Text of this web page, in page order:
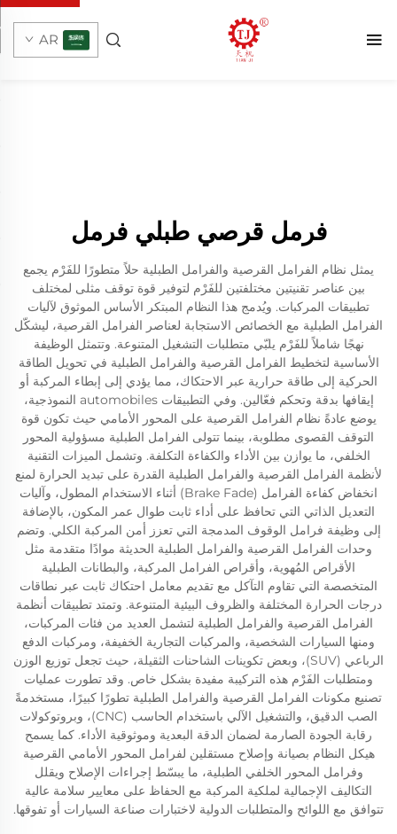
AR
فرمل قرصي طبلي فرمل
يمثل نظام الفرامل القرصية والفرامل الطبلية حلاً متطورًا للفَرْم يجمع
بين عناصر تقنيتين مختلفتين للفَرْم لتوفير قوة توقف مثلى لمختلف
تطبيقات المركبات. ويُدمج هذا النظام المبتكر الأساس الموثوق لآليات
الفرامل الطبلية مع الخصائص الاستجابة لعناصر الفرامل القرصية، ليشكّل
نهجًا شاملاً للفَرْم يلبّي متطلبات التشغيل المتنوعة. وتتمثل الوظيفة
الأساسية لتخطيط الفرامل القرصية والفرامل الطبلية في تحويل الطاقة
الحركية إلى طاقة حرارية عبر الاحتكاك، مما يؤدي إلى إبطاء المركبة أو
إيقافها بدقة وتحكم فعّالين. وفي التطبيقات automobiles النموذجية،
يوضع عادةً نظام الفرامل القرصية على المحور الأمامي حيث تكون قوة
التوقف القصوى مطلوبة، بينما تتولى الفرامل الطبلية مسؤولية المحور
الخلفي، ما يوازن بين الأداء والكفاءة التكلفة. وتشمل الميزات التقنية
لأنظمة الفرامل القرصية والفرامل الطبلية القدرة على تبديد الحرارة لمنع
انخفاض كفاءة الفرامل (Brake Fade) أثناء الاستخدام المطول، وآليات
التعديل الذاتي التي تحافظ على أداء ثابت طوال عمر المكون، بالإضافة
إلى وظيفة فرامل الوقوف المدمجة التي تعزز أمن المركبة الكلي. وتضم
وحدات الفرامل القرصية والفرامل الطبلية الحديثة موادًا متقدمة مثل
الأقراص المُهوية، وأقراص الفرامل المركبة، والبطانات الطبلية
المتخصصة التي تقاوم التآكل مع تقديم معامل احتكاك ثابت عبر نطاقات
درجات الحرارة المختلفة والظروف البيئية المتنوعة. وتمتد تطبيقات أنظمة
الفرامل القرصية والفرامل الطبلية لتشمل العديد من فئات المركبات،
ومنها السيارات الشخصية، والمركبات التجارية الخفيفة، ومركبات الدفع
الرباعي (SUV)، وبعض تكوينات الشاحنات الثقيلة، حيث تجعل توزيع الوزن
ومتطلبات الفَرْم هذه التركيبة مفيدة بشكل خاص. وقد تطورت عمليات
تصنيع مكونات الفرامل القرصية والفرامل الطبلية تطورًا كبيرًا، مستخدمةً
الصب الدقيق، والتشغيل الآلي باستخدام الحاسب (CNC)، وبروتوكولات
رقابة الجودة الصارمة لضمان الدقة البعدية وموثوقية الأداء. كما يسمح
هيكل النظام بصيانة وإصلاح مستقلين لفرامل المحور الأمامي القرصية
وفرامل المحور الخلفي الطبلية، ما يبسّط إجراءات الإصلاح ويقلل
التكاليف الإجمالية لملكية المركبة مع الحفاظ على معايير سلامة عالية
تتوافق مع اللوائح والمتطلبات الدولية لاختبارات صناعة السيارات أو تفوقها.